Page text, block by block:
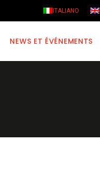
ITALIANO
NEWS ET ÉVÉNEMENTS